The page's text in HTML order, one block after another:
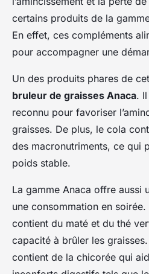
certains produits de la
En effet, ces compléments
pour accompagner une
Un des produits phares de
bruleur de graisses Anaca.
reconnu pour favoriser
graisses. De plus, le cola
des macronutriments, ce qui
poids stable.
La gamme Anaca offre aussi
une consommation en soirée.
contient du maté et du thé
capacité à brûler les
contient de la chicorée qui